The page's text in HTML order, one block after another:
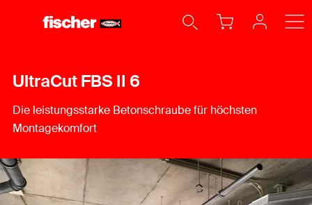
UltraCut FBS II 6
Die leistungsstarke Betonschraube für höchsten
Montagekomfort